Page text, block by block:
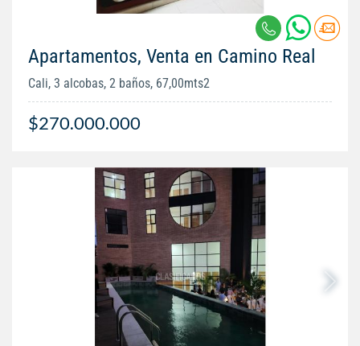
Apartamentos, Venta en Camino Real
Cali, 3 alcobas, 2 baños, 67,00mts2
$270.000.000